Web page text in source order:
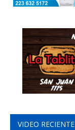
VIDEO RECIENTE